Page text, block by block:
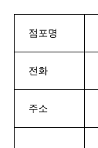
점포명
전화
주소